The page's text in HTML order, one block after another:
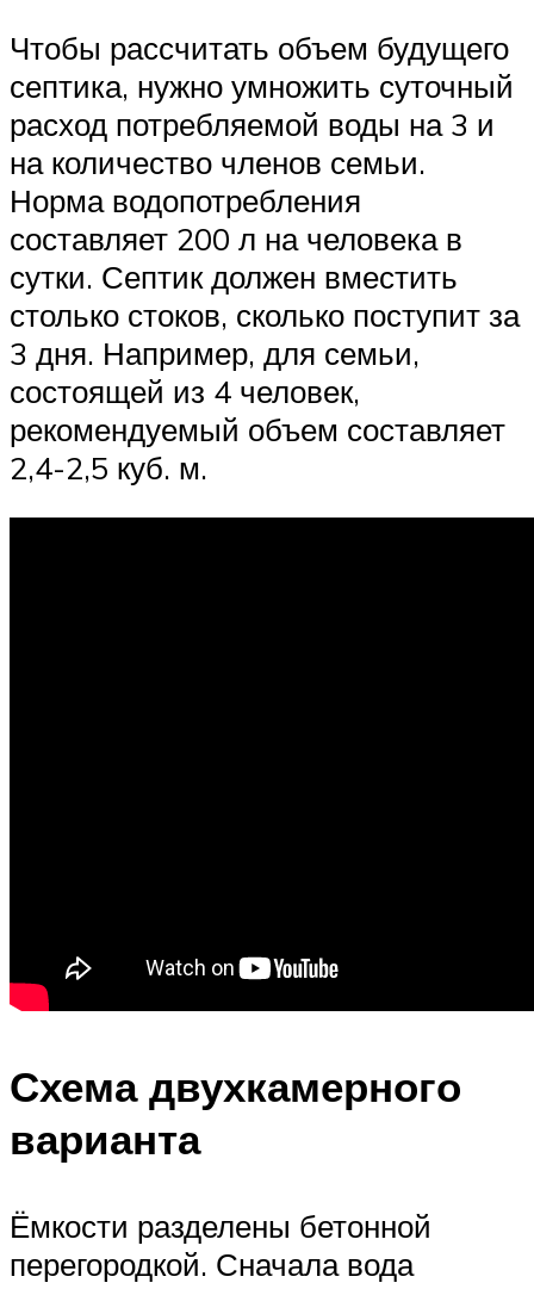
Чтобы рассчитать объем будущего
септика, нужно умножить суточный
расход потребляемой воды на 3 и
на количество членов семьи.
Норма водопотребления
составляет 200 л на человека в
сутки. Септик должен вместить
столько стоков, сколько поступит за
3 дня. Например, для семьи,
состоящей из 4 человек,
рекомендуемый объем составляет
2,4-2,5 куб. м.
Схема двухкамерного
варианта
Ёмкости разделены бетонной
перегородкой. Сначала вода